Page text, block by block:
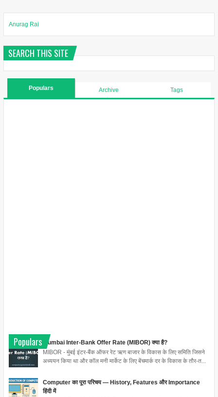
Anurag Rai
SEARCH THIS SITE
Populars Archive Tags
Populars
Mumbai Inter-Bank Offer Rate (MIBOR) क्या है?
MIBOR - मुंबई इंटर-बैंक ऑफर रेट ऋण बाजार के विकास के लिए समिति जिसने
अध्ययन किया था और कॉल मनी मार्केट के लिए बेंचमार्क दर के विकास के तौर-त...
Computer का पूरा परिचय — History, Features और Importance
हिंदी में